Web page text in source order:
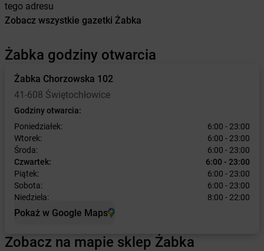
tego adresu
Zobacz wszystkie gazetki Żabka
Żabka godziny otwarcia
Żabka Chorzowska 102
41-608 Świętochłowice
Godziny otwarcia:
Poniedziałek:
6:00 - 23:00
Wtorek:
6:00 - 23:00
Środa:
6:00 - 23:00
Czwartek:
6:00 - 23:00
Piątek:
6:00 - 23:00
Sobota:
6:00 - 23:00
Niedziela:
8:00 - 22:00
Pokaż w Google Maps
Zobacz na mapie sklep Żabka